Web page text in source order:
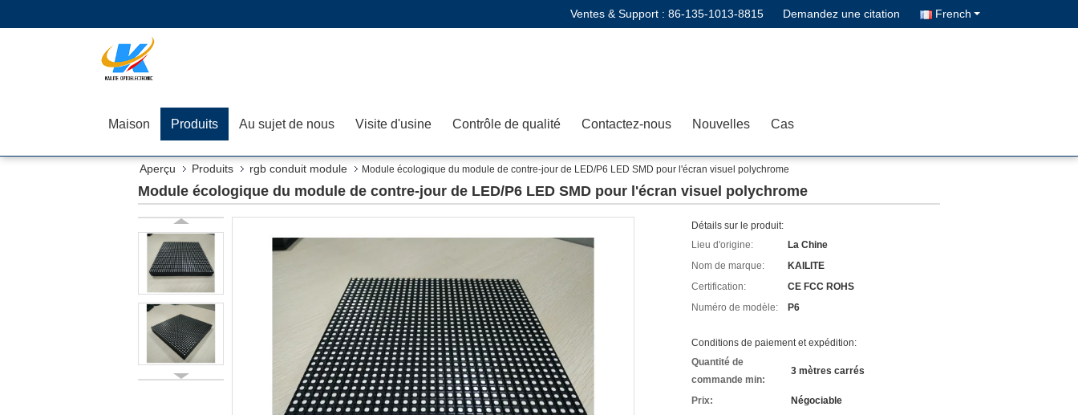
Ventes & Support : 86-135-1013-8815 Demandez une citation French
Maison Produits Au sujet de nous Visite d'usine Contrôle de qualité Contactez-nous Nouvelles Cas
Aperçu Produits rgb conduit module Module écologique du module de contre-jour de LED/P6 LED SMD pour l'écran visuel polychrome
Module écologique du module de contre-jour de LED/P6 LED SMD pour l'écran visuel polychrome
Détails sur le produit:
Lieu d'origine:
La Chine
Nom de marque:
KAILITE
Certification:
CE FCC ROHS
Numéro de modèle:
P6
Conditions de paiement et expédition:
Quantité de
commande min:
3 mètres carrés
Prix: Négociable